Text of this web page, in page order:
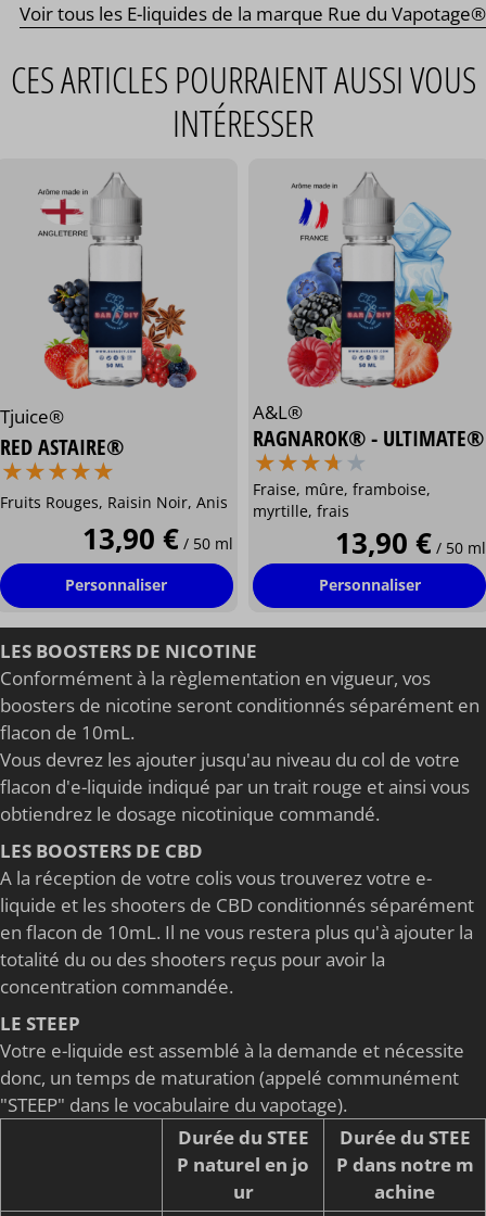
Voir tous les E-liquides de la marque Rue du Vapotage®
CES ARTICLES POURRAIENT AUSSI VOUS
INTÉRESSER
Tjuice®
RED ASTAIRE®
⋆⋆⋆⋆⋆
⋆⋆⋆⋆⋆
Fruits Rouges, Raisin Noir, Anis
13,90 € / 50 ml
Personnaliser
A&L®
RAGNAROK® - ULTIMATE®
⋆⋆⋆⋆⋆
⋆⋆⋆⋆⋆
Fraise, mûre, framboise,
myrtille, frais
13,90 € / 50 ml
Personnaliser
LES BOOSTERS DE NICOTINE
Conformément à la règlementation en vigueur, vos
boosters de nicotine seront conditionnés séparément en
flacon de 10mL.
Vous devrez les ajouter jusqu'au niveau du col de votre
flacon d'e-liquide indiqué par un trait rouge et ainsi vous
obtiendrez le dosage nicotinique commandé.
LES BOOSTERS DE CBD
A la réception de votre colis vous trouverez votre e-
liquide et les shooters de CBD conditionnés séparément
en flacon de 10mL. Il ne vous restera plus qu'à ajouter la
totalité du ou des shooters reçus pour avoir la
concentration commandée.
LE STEEP
Votre e-liquide est assemblé à la demande et nécessite
donc, un temps de maturation (appelé communément
"STEEP" dans le vocabulaire du vapotage).
Durée du STEE
P naturel en jo
ur
Durée du STEE
P dans notre m
achine